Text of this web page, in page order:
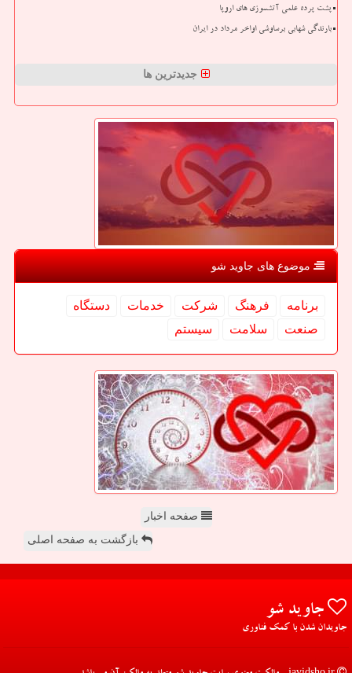
پشت پرده علمی آتشسوزی های اروپا
بارندگی شهابی برساوشی اواخر مرداد در ایران
جدیدترین ها
موضوع های جاوید شو
برنامه فرهنگ شركت خدمات
دستگاه
صنعت
سلامت سیستم
صفحه اخبار
بازگشت به صفحه اصلی
جاوید شو
جاویدان شدن با کمک فناوری